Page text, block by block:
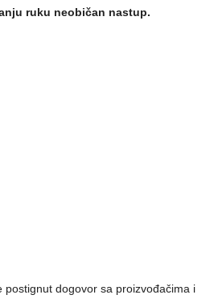
ruku neobičan nastup.
postignut dogovor sa proizvođačima i